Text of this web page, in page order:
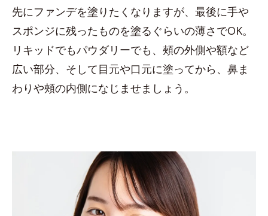
先にファンデを塗りたくなりますが、最後に手や
スポンジに残ったものを塗るぐらいの薄さでOK。
リキッドでもパウダリーでも、頰の外側や額など
広い部分、そして目元や口元に塗ってから、鼻ま
わりや頰の内側になじませましょう。